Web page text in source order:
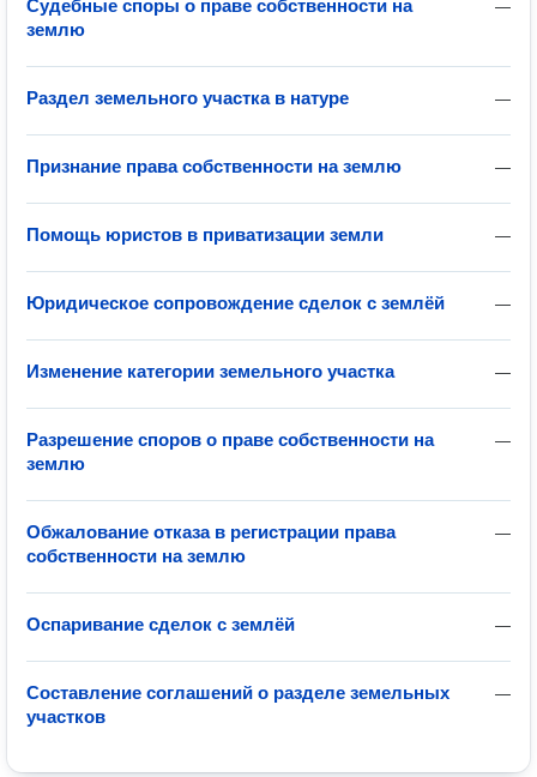
—
Судебные споры о праве собственности на
землю
—
Раздел земельного участка в натуре
—
Признание права собственности на землю
—
Помощь юристов в приватизации земли
—
Юридическое сопровождение сделок с землёй
—
Изменение категории земельного участка
—
Разрешение споров о праве собственности на
землю
—
Обжалование отказа в регистрации права
собственности на землю
—
Оспаривание сделок с землёй
—
Составление соглашений о разделе земельных
участков